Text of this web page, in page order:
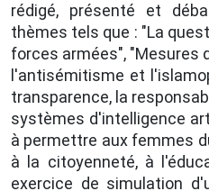
rédigé, présenté et
thèmes tels que : "La
forces armées", "Mesures
l'antisémitisme et
transparence, la
systèmes d'intelligence
à permettre aux femmes
à la citoyenneté, à
exercice de simulation